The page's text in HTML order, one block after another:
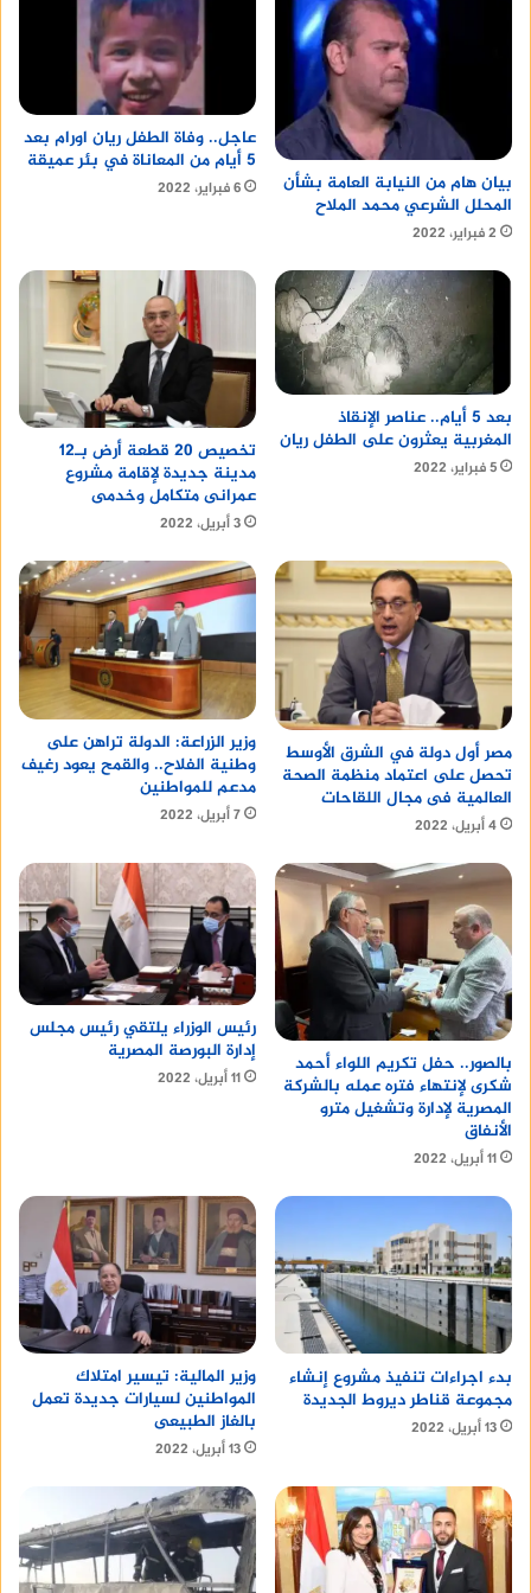
بيان هام من النيابة العامة بشأن
المحلل الشرعي محمد الملاح
2 فبراير، 2022
عاجل.. وفاة الطفل ريان اورام بعد
5 أيام من المعاناة في بئر عميقة
6 فبراير، 2022
بعد 5 أيام.. عناصر الإنقاذ
المغربية يعثرون على الطفل ريان
5 فبراير، 2022
تخصيص 20 قطعة أرض بـ12
مدينة جديدة لإقامة مشروع
عمرانى متكامل وخدمى
3 أبريل، 2022
مصر أول دولة في الشرق الأوسط
تحصل على اعتماد منظمة الصحة
العالمية فى مجال اللقاحات
4 أبريل، 2022
وزير الزراعة: الدولة تراهن على
وطنية الفلاح.. والقمح يعود رغيف
مدعم للمواطنين
7 أبريل، 2022
بالصور.. حفل تكريم اللواء أحمد
شكرى لإنتهاء فتره عمله بالشركة
المصرية لإدارة وتشغيل مترو
الأنفاق
11 أبريل، 2022
رئيس الوزراء يلتقي رئيس مجلس
إدارة البورصة المصرية
11 أبريل، 2022
بدء اجراءات تنفيذ مشروع إنشاء
مجموعة قناطر ديروط الجديدة
13 أبريل، 2022
وزير المالية: تيسير امتلاك
المواطنين لسيارات جديدة تعمل
بالغاز الطبيعى
13 أبريل، 2022